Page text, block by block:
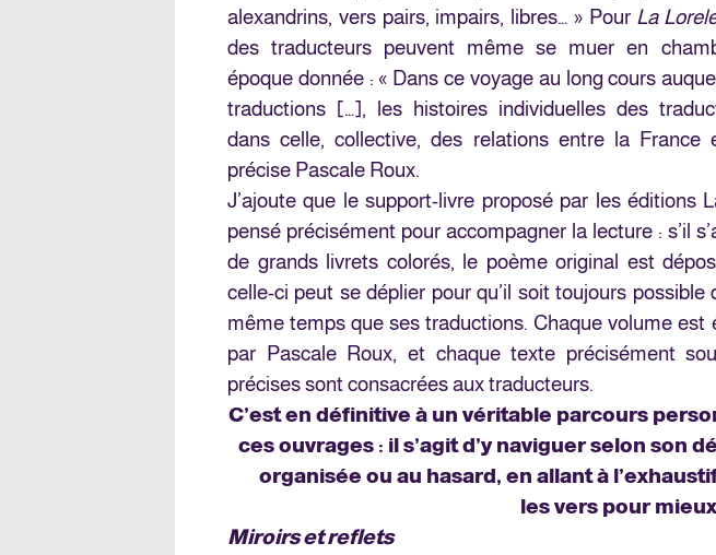
alexandrins, vers pairs, impairs, libres… » Pour La
des traducteurs peuvent même se muer en
époque donnée : « Dans ce voyage au long cours
traductions […], les histoires individuelles des
dans celle, collective, des relations entre la France
précise Pascale Roux.
J’ajoute que le support-livre proposé par les éditions
pensé précisément pour accompagner la lecture : s’il
de grands livrets colorés, le poème original est
celle-ci peut se déplier pour qu’il soit toujours possible
même temps que ses traductions. Chaque volume est
par Pascale Roux, et chaque texte précisément
précises sont consacrées aux traducteurs.
C’est en définitive à un véritable parcours
ces ouvrages : il s’agit d’y naviguer selon son
organisée ou au hasard, en allant à
les vers pour
Miroirs et reflets